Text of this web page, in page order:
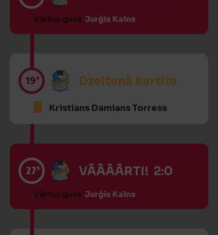
Vārtus guva Jurģis Kalns
19’ Dzeltenā kartīte
Kristians Damians Torress
27’ VĀĀĀĀRTI! 2:0
Vārtus guva Jurģis Kalns